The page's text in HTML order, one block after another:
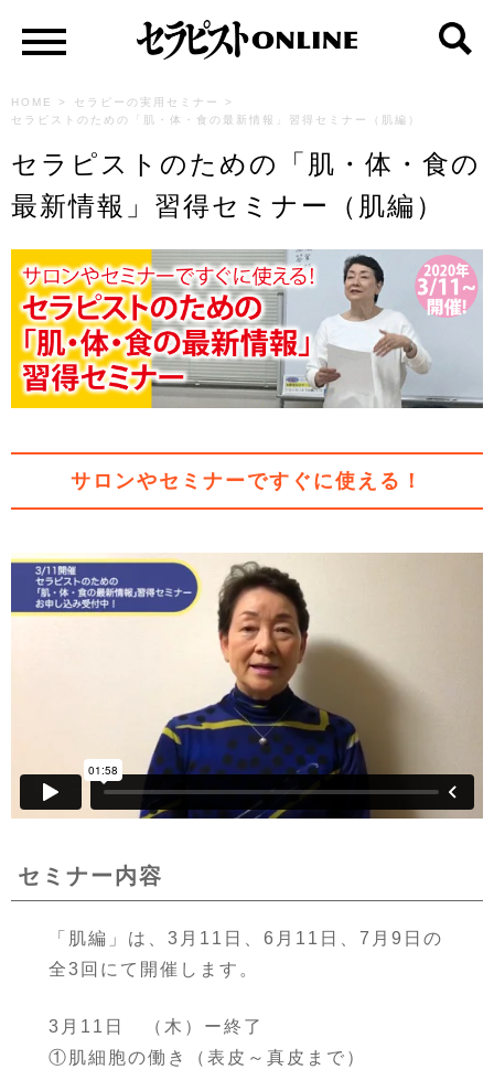
HOME > セラピーの実用セミナー
>
セラピストのための「肌・体・食の最新情報」習得セミナー（肌編）
セラピストのための「肌・体・食の
最新情報」習得セミナー（肌編）
サロンやセミナーですぐに使える！
セミナー内容
「肌編」は、3月11日、6月11日、7月9日の
全3回にて開催します。
3月11日 （木）ー終了
①肌細胞の働き（表皮～真皮まで）